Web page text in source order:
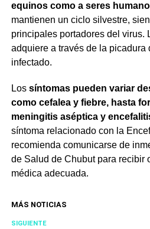
equinos como a seres
mantienen un ciclo silvestre,
principales portadores del virus.
adquiere a través de la picadura
infectado.
Los síntomas pueden variar
como cefalea y fiebre, hasta
meningitis aséptica y
síntoma relacionado con la
recomienda comunicarse de
de Salud de Chubut para recibir
médica adecuada.
MÁS NOTICIAS
SIGUIENTE